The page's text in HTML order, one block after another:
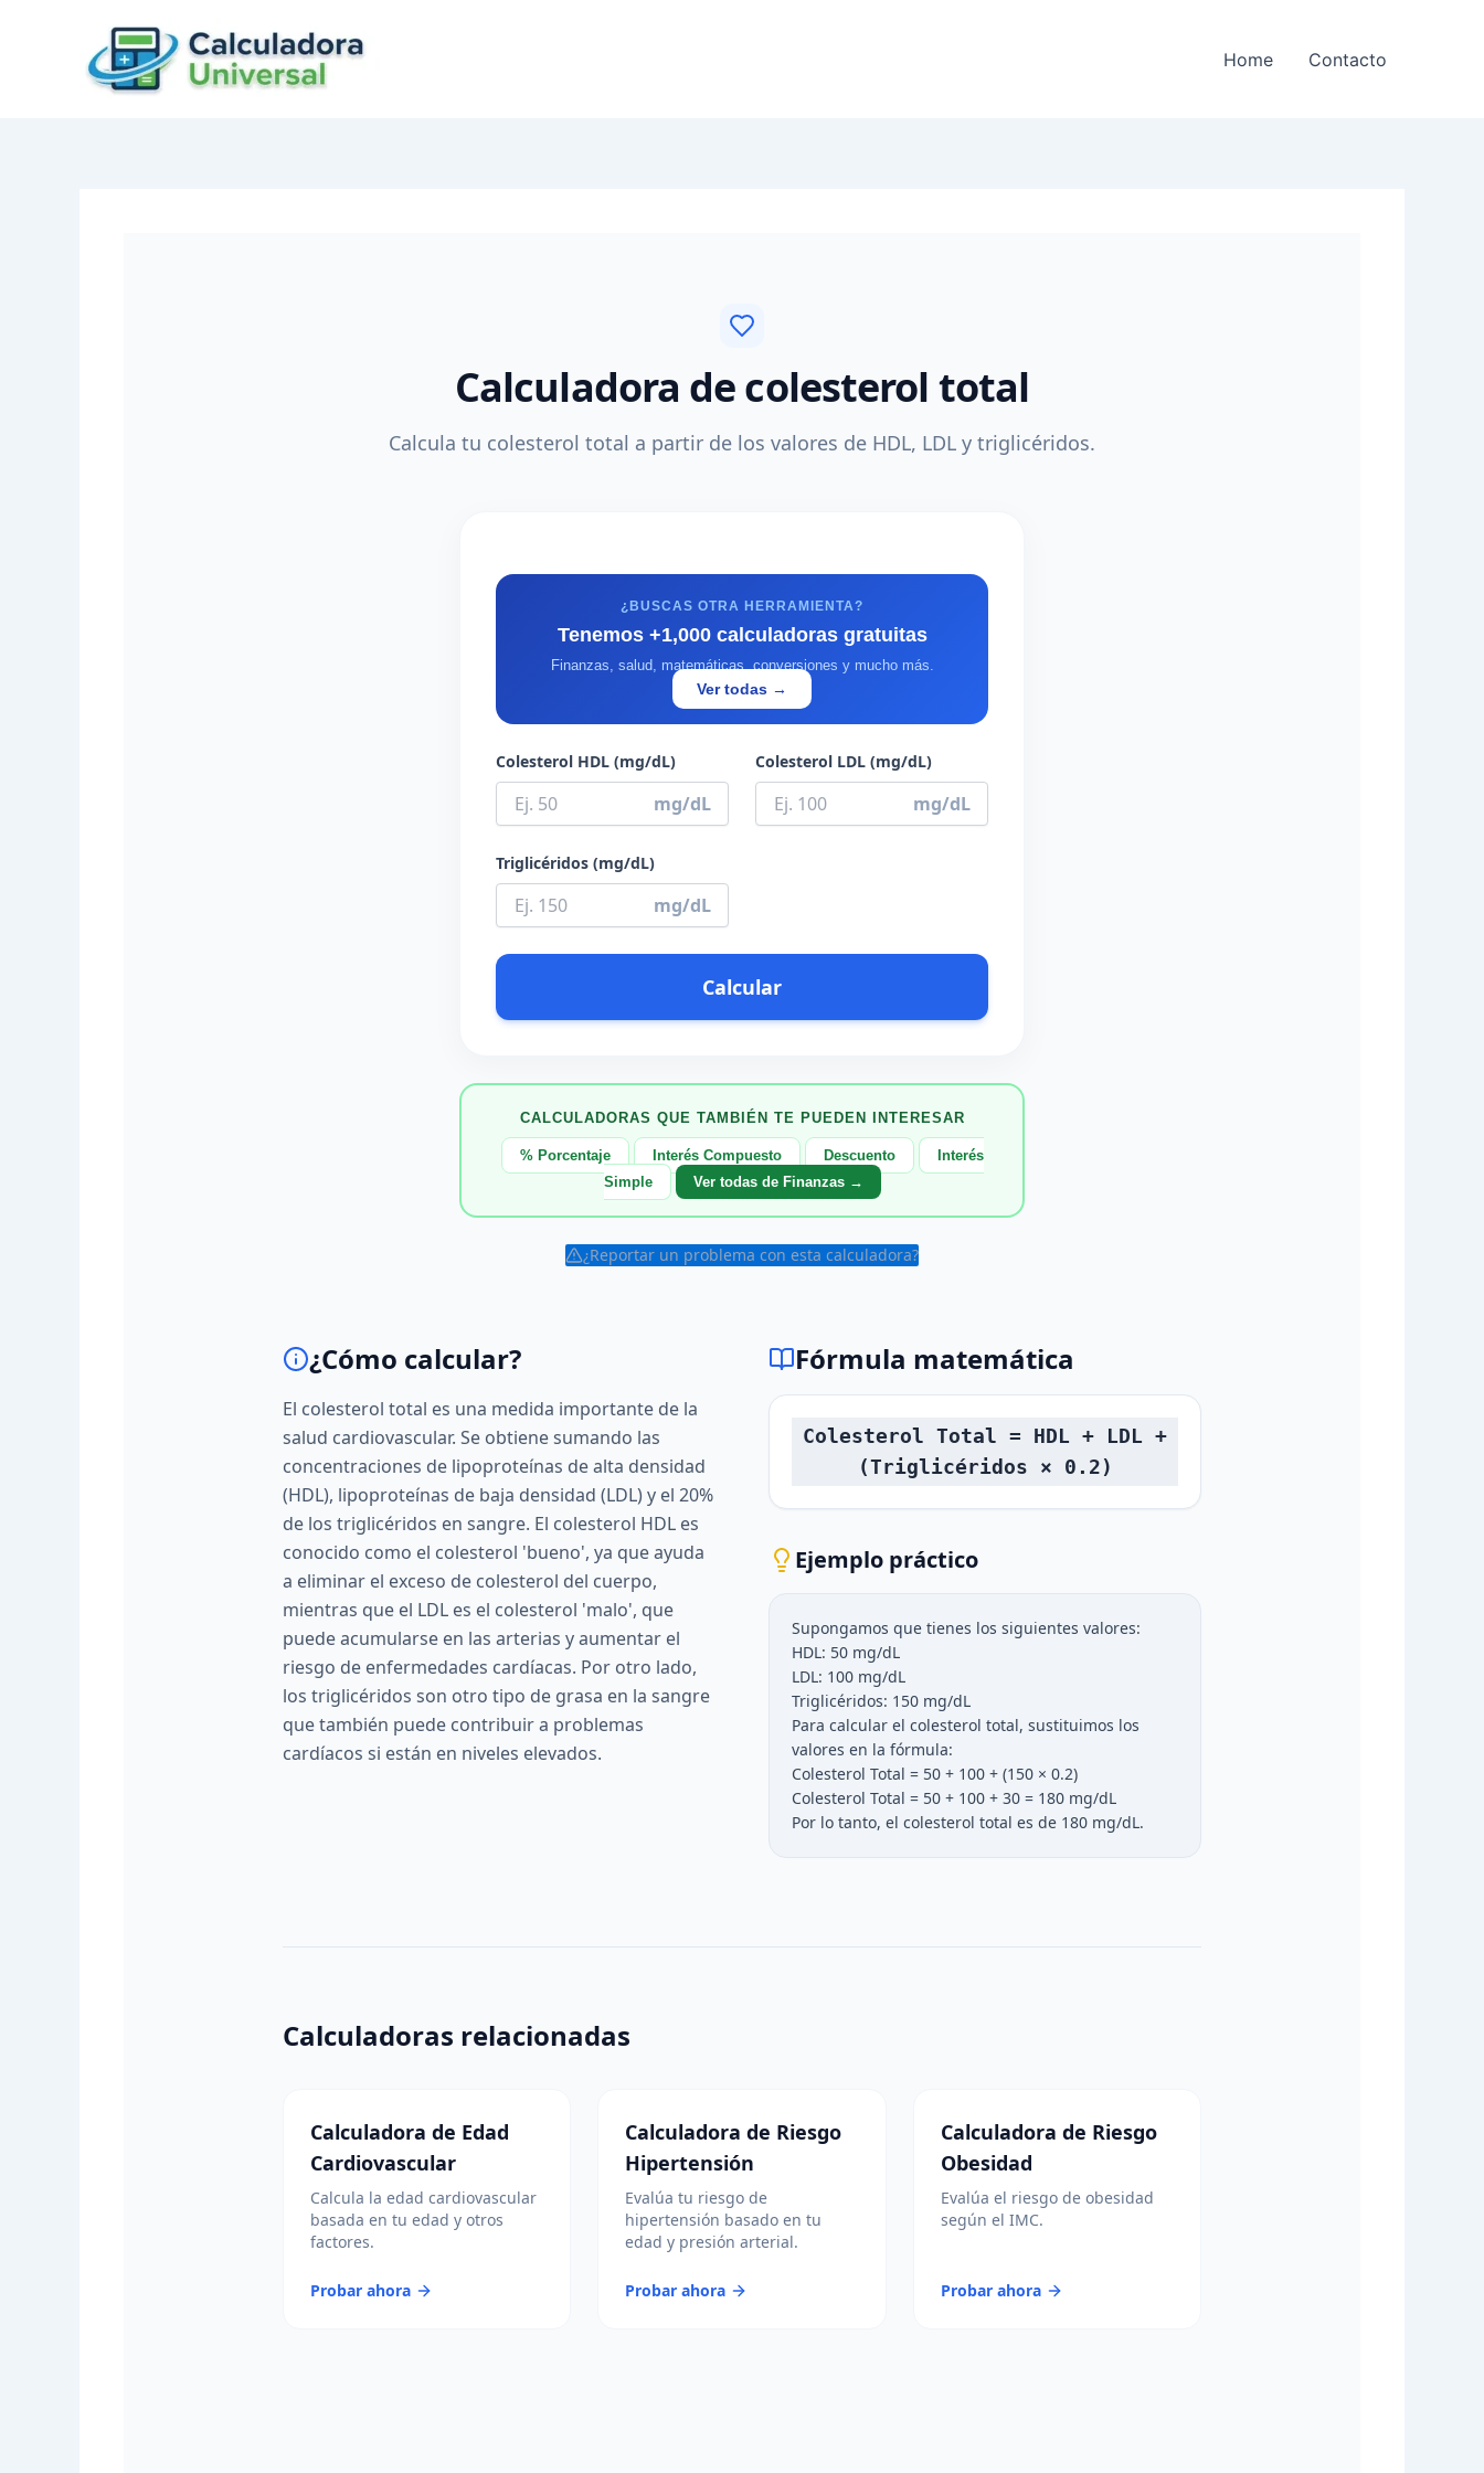
Home Contacto
Calculadora de colesterol total
Calcula tu colesterol total a partir de los valores de HDL, LDL y triglicéridos.
¿BUSCAS OTRA HERRAMIENTA?
Tenemos +1,000 calculadoras gratuitas
Finanzas, salud, matemáticas, conversiones y mucho más.
Ver todas →
Colesterol HDL (mg/dL)
mg/dL
Colesterol LDL (mg/dL)
mg/dL
Triglicéridos (mg/dL)
mg/dL
Calcular
CALCULADORAS QUE TAMBIÉN TE PUEDEN INTERESAR
% Porcentaje Interés Compuesto Descuento
Interés
Simple
Ver todas de Finanzas →
¿Reportar un problema con esta calculadora?
¿Cómo calcular?
El colesterol total es una medida importante de la
salud cardiovascular. Se obtiene sumando las
concentraciones de lipoproteínas de alta densidad
(HDL), lipoproteínas de baja densidad (LDL) y el 20%
de los triglicéridos en sangre. El colesterol HDL es
conocido como el colesterol 'bueno', ya que ayuda
a eliminar el exceso de colesterol del cuerpo,
mientras que el LDL es el colesterol 'malo', que
puede acumularse en las arterias y aumentar el
riesgo de enfermedades cardíacas. Por otro lado,
los triglicéridos son otro tipo de grasa en la sangre
que también puede contribuir a problemas
cardíacos si están en niveles elevados.
Fórmula matemática
Colesterol Total = HDL + LDL +
(Triglicéridos × 0.2)
Ejemplo práctico
Supongamos que tienes los siguientes valores:
HDL: 50 mg/dL
LDL: 100 mg/dL
Triglicéridos: 150 mg/dL
Para calcular el colesterol total, sustituimos los
valores en la fórmula:
Colesterol Total = 50 + 100 + (150 × 0.2)
Colesterol Total = 50 + 100 + 30 = 180 mg/dL
Por lo tanto, el colesterol total es de 180 mg/dL.
Calculadoras relacionadas
Calculadora de Edad
Cardiovascular
Calcula la edad cardiovascular
basada en tu edad y otros
factores.
Probar ahora
Calculadora de Riesgo
Hipertensión
Evalúa tu riesgo de
hipertensión basado en tu
edad y presión arterial.
Probar ahora
Calculadora de Riesgo
Obesidad
Evalúa el riesgo de obesidad
según el IMC.
Probar ahora